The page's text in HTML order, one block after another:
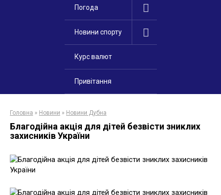
Погода
Новини спорту
Курс валют
Привітання
Головна » Новини » Новини Дубна
Благодійна акція для дітей безвісти зниклих
захисників України